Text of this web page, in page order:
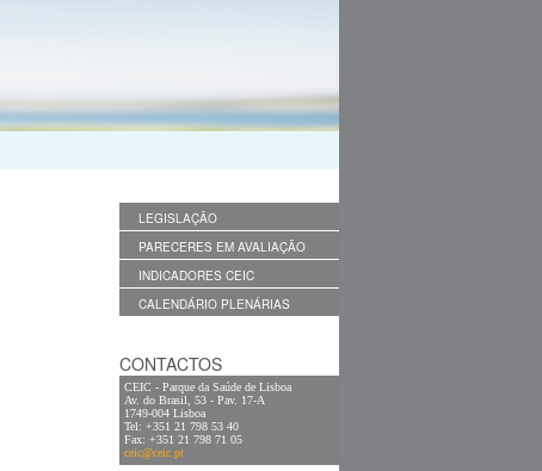
LEGISLAÇÃO
PARECERES EM AVALIAÇÃO
INDICADORES CEIC
CALENDÁRIO PLENÁRIAS
CONTACTOS
CEIC - Parque da Saúde de Lisboa
Av. do Brasil, 53 - Pav. 17-A
1749-004 Lisboa
Tel: +351 21 798 53 40
Fax: +351 21 798 71 05
ceic@ceic.pt